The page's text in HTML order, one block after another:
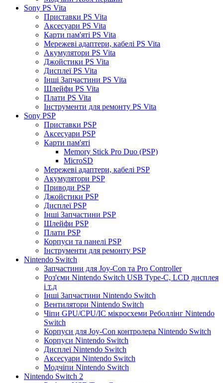
Sony PS Vita
Приставки PS Vita
Аксесуари PS Vita
Карти пам'яті PS Vita
Мережеві адаптери, кабелі PS Vita
Акумулятори PS Vita
Джойстики PS Vita
Дисплеї PS Vita
Інші Запчастини PS Vita
Шлейфи PS Vita
Плати PS Vita
Інструменти для ремонту PS Vita
Sony PSP
Приставки PSP
Аксесуари PSP
Карти пам'яті
Memory Stick Pro Duo (PSP)
MicroSD
Мережеві адаптери, кабелі PSP
Акумулятори PSP
Приводи PSP
Джойстики PSP
Дисплеї PSP
Інші Запчастини PSP
Шлейфи PSP
Плати PSP
Корпуси та панелі PSP
Інструменти для ремонту PSP
Nintendo Switch
Запчастини для Joy-Con та Pro Controller
Роз'єми Nintendo Switch USB Type-C, LCD дисплея
і т.д
Інші Запчастини Nintendo Switch
Вентилятори Nintendo Switch
Чіпи GPU/CPU/IC мікросхеми Реболлінг Nintendo
Switch
Корпуси для Joy-Con контролера Nintendo Switch
Корпуси Nintendo Switch
Дисплеї Nintendo Switch
Аксесуари Nintendo Switch
Модчіпи Nintendo Switch
Nintendo Switch 2